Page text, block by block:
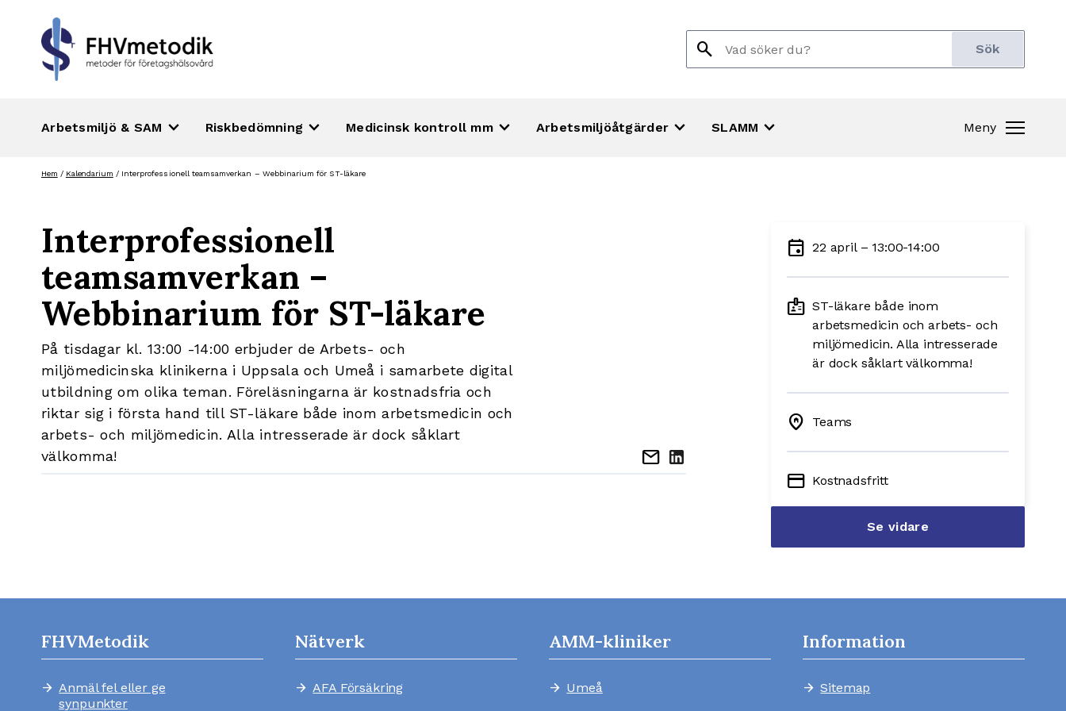
search
Sök
efter:
Arbetsmiljö & SAM keyboard_arrow_down Riskbedömning keyboard_arrow_down Medicinsk kontroll mm keyboard_arrow_down Arbetsmiljöåtgärder keyboard_arrow_down SLAMM keyboard_arrow_down Meny
Hem / Kalendarium / Interprofessionell teamsamverkan – Webbinarium för ST-läkare
Interprofessionell
teamsamverkan –
Webbinarium för ST-läkare
På tisdagar kl. 13:00 -14:00 erbjuder de Arbets- och
miljömedicinska klinikerna i Uppsala och Umeå i samarbete digital
utbildning om olika teman. Föreläsningarna är kostnadsfria och
riktar sig i första hand till ST-läkare både inom arbetsmedicin och
arbets- och miljömedicin. Alla intresserade är dock såklart
välkomma!
mail
event 22 april – 13:00-14:00
badge ST-läkare både inom
arbetsmedicin och arbets- och
miljömedicin. Alla intresserade
är dock såklart välkomma!
home_pin Teams
credit_card Kostnadsfritt
Se vidare
FHVMetodik
arrow_forward Anmäl fel eller ge
synpunkter
Nätverk
arrow_forward AFA Försäkring
AMM-kliniker
arrow_forward Umeå
Information
arrow_forward Sitemap